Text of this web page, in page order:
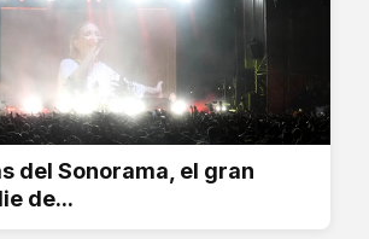
del Sonorama, el gran
de...